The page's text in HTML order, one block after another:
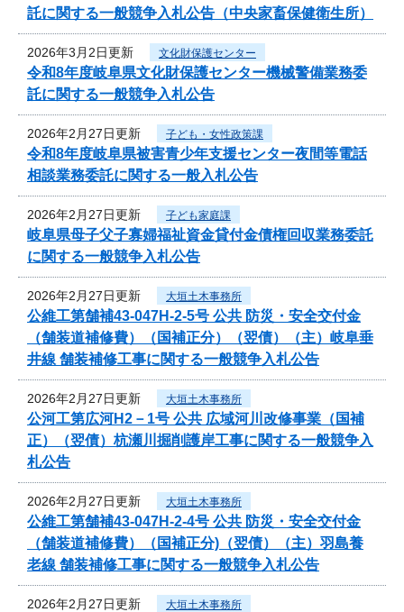
託に関する一般競争入札公告（中央家畜保健衛生所）
2026年3月2日更新 文化財保護センター
令和8年度岐阜県文化財保護センター機械警備業務委
託に関する一般競争入札公告
2026年2月27日更新 子ども・女性政策課
令和8年度岐阜県被害青少年支援センター夜間等電話
相談業務委託に関する一般入札公告
2026年2月27日更新 子ども家庭課
岐阜県母子父子寡婦福祉資金貸付金債権回収業務委託
に関する一般競争入札公告
2026年2月27日更新 大垣土木事務所
公維工第舗補43-047H-2-5号 公共 防災・安全交付金
（舗装道補修費）（国補正分）（翌債）（主）岐阜垂
井線 舗装補修工事に関する一般競争入札公告
2026年2月27日更新 大垣土木事務所
公河工第広河H2－1号 公共 広域河川改修事業（国補
正）（翌債）杭瀬川掘削護岸工事に関する一般競争入
札公告
2026年2月27日更新 大垣土木事務所
公維工第舗補43-047H-2-4号 公共 防災・安全交付金
（舗装道補修費）（国補正分)（翌債）（主）羽島養
老線 舗装補修工事に関する一般競争入札公告
2026年2月27日更新 大垣土木事務所